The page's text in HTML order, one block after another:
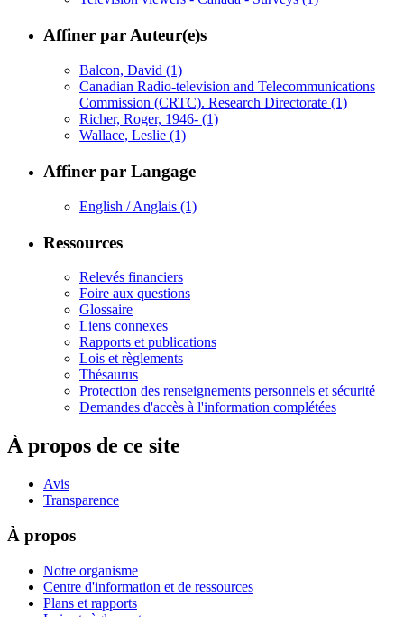
Affiner par Auteur(e)s
Balcon, David (1)
Canadian Radio-television and Telecommunications
Commission (CRTC). Research Directorate (1)
Richer, Roger, 1946- (1)
Wallace, Leslie (1)
Affiner par Langage
English / Anglais (1)
Ressources
Relevés financiers
Foire aux questions
Glossaire
Liens connexes
Rapports et publications
Lois et règlements
Thésaurus
Protection des renseignements personnels et sécurité
Demandes d'accès à l'information complétées
À propos de ce site
Avis
Transparence
À propos
Notre organisme
Centre d'information et de ressources
Plans et rapports